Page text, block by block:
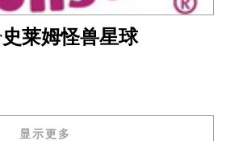
莱姆怪兽星球
显示更多